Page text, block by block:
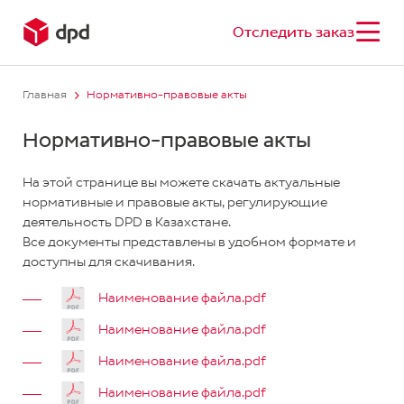
Отследить заказ
Главная Нормативно-правовые акты
Нормативно-правовые акты
На этой странице вы можете скачать актуальные
нормативные и правовые акты, регулирующие
деятельность DPD в Казахстане.
Все документы представлены в удобном формате и
доступны для скачивания.
Наименование файла.pdf
Наименование файла.pdf
Наименование файла.pdf
Наименование файла.pdf